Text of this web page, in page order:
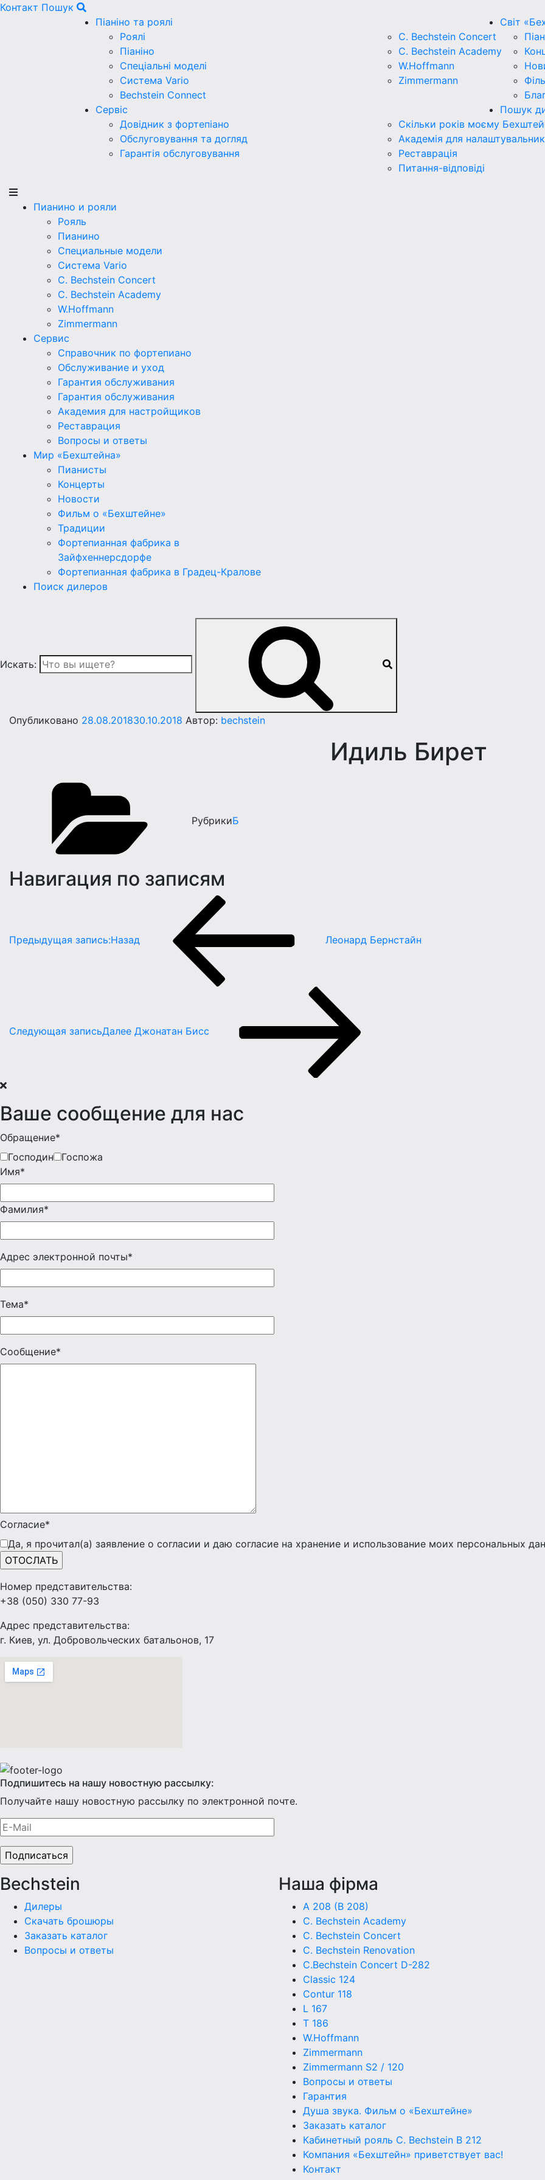
Контакт Пошук
Піаніно та роялі
Роялі
Піаніно
Спеціальні моделі
Система Vario
Bechstein Connect
C. Bechstein Concert
C. Bechstein Academy
W.Hoffmann
Zimmermann
Сервіс
Довідник з фортепіано
Обслуговування та догляд
Гарантія обслуговування
Скільки років моєму
Академія для
Реставрація
Питання-відповіді
Світ
Пошук
Пианино и рояли
Рояль
Пианино
Специальные модели
Система Vario
C. Bechstein Concert
C. Bechstein Academy
W.Hoffmann
Zimmermann
Сервис
Справочник по фортепиано
Обслуживание и уход
Гарантия обслуживания
Гарантия обслуживания
Академия для настройщиков
Реставрация
Вопросы и ответы
Мир «Бехштейна»
Пианисты
Концерты
Новости
Фильм о «Бехштейне»
Традиции
Фортепианная фабрика в
Зайфхеннерсдорфе
Фортепианная фабрика в Градец-Кралове
Поиск дилеров
Искать:
Опубликовано 28.08.201830.10.2018 Автор: bechstein
Идиль Бирет
РубрикиБ
Навигация по записям
Предыдущая запись:Назад Леонард Бернстайн
Следующая записьДалее Джонатан Бисс
Ваше сообщение для нас
Обращение*
Господин
Госпожа
Имя*
Фамилия*
Адрес электронной почты*
Тема*
Сообщение*
Согласие*
Да, я прочитал(а) заявление о согласии и даю согласие на хранение и использование моих персональных
Номер представительства:
+38 (050) 330 77-93
Адрес представительства:
г. Киев, ул. Добровольческих батальонов, 17
Подпишитесь на нашу новостную рассылку:
Получайте нашу новостную рассылку по электронной почте.
Bechstein
Дилеры
Скачать брошюры
Заказать каталог
Вопросы и ответы
Наша фiрма
A 208 (B 208)
C. Bechstein Academy
C. Bechstein Concert
C. Bechstein Renovation
C.Bechstein Concert D-282
Classic 124
Contur 118
L 167
T 186
W.Hoffmann
Zimmermann
Zimmermann S2 / 120
Вопросы и ответы
Гарантия
Душа звука. Фильм о «Бехштейне»
Заказать каталог
Кабинетный рояль C. Bechstein B 212
Компания «Бехштейн» приветствует вас!
Контакт